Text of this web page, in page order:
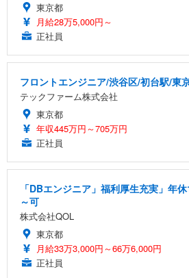
東京都
月給28万5,000円～
正社員
フロントエンジニア/渋谷区/初台駅/東
テックファーム株式会社
東京都
年収445万円～705万円
正社員
「DBエンジニア」福利厚生充実」年
～可
株式会社QOL
東京都
月給33万3,000円～66万6,000円
正社員